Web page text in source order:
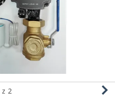
z 2